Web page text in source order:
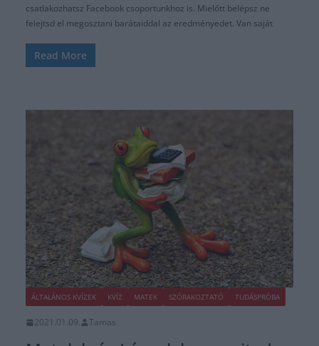
csatlakozhatsz Facebook csoportunkhoz is. Mielőtt belépsz ne
felejtsd el megosztani barátaiddal az eredményedet. Van saját
Read More
ÁLTALÁNOS KVÍZEK KVÍZ MATEK SZÓRAKOZTATÓ TUDÁSPRÓBA
2021.01.09. Tamas